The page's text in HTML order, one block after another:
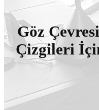
Göz
Çizgileri